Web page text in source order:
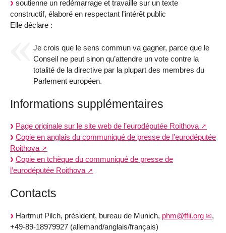
soutienne un redémarrage et travaille sur un texte
constructif, élaboré en respectant l’intérêt public
Elle déclare :
Je crois que le sens commun va gagner, parce que le
Conseil ne peut sinon qu’attendre un vote contre la
totalité de la directive par la plupart des membres du
Parlement européen.
Informations supplémentaires
Page originale sur le site web de l’eurodéputée Roithova
Copie en anglais du communiqué de presse de l’eurodéputée
Roithova
Copie en tchèque du communiqué de presse de
l’eurodéputée Roithova
Contacts
Hartmut Pilch, président, bureau de Munich, phm@ffii.org
,
+49-89-18979927 (allemand/anglais/français)